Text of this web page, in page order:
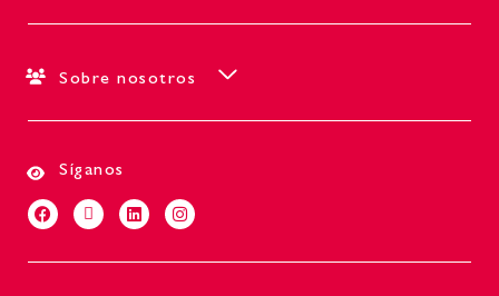
Sobre nosotros
Síganos